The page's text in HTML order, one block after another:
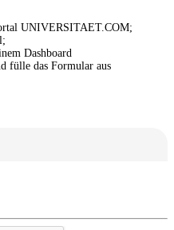
UNIVERSITAET.COM;
Dashboard
fülle das Formular aus